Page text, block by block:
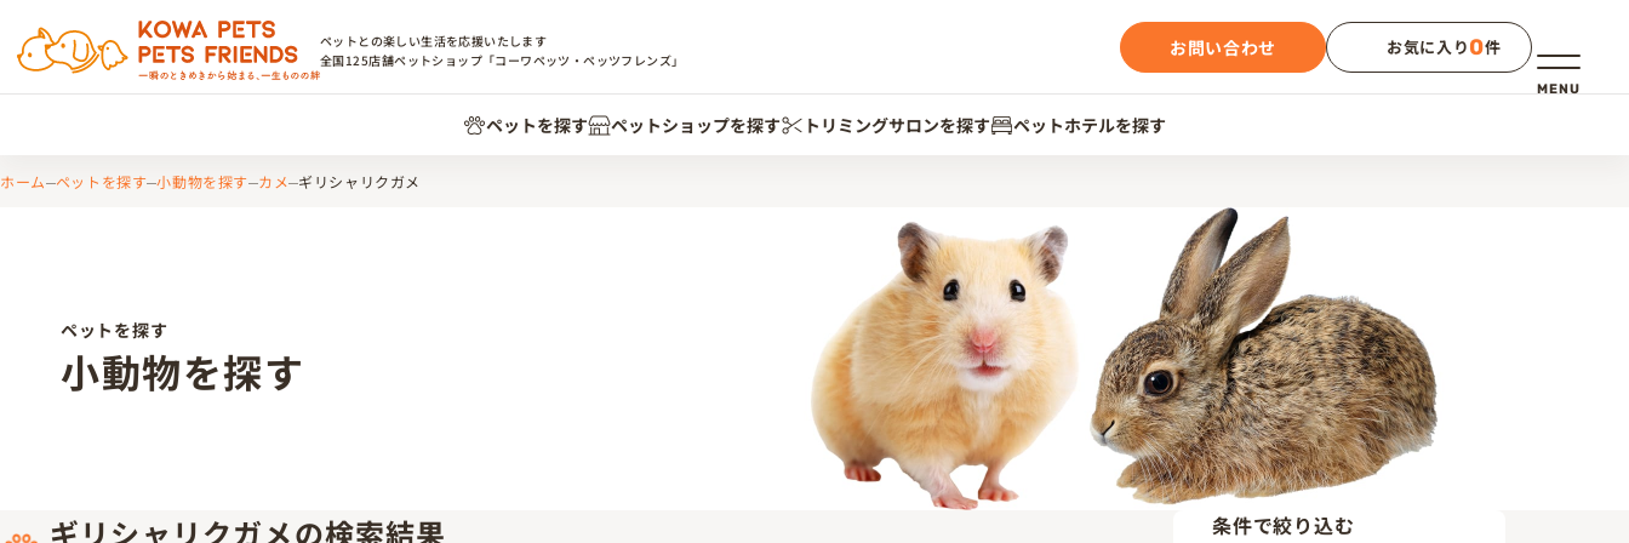
メニュー
MENU
ペットとの楽しい生活を応援いたします
全国125店舗ペットショップ「コーワペッツ・ペッツフレンズ」
お問い合わせ お気に入り0件
ペットを探す ペットショップを探す トリミングサロンを探す ペットホテルを探す
ホーム ペットを探す 小動物を探す カメ ギリシャリクガメ
ペットを探す
小動物を探す
ギリシャリクガメの検索結果 条件で絞り込む